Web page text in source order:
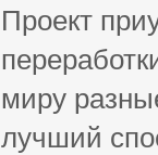
Проект
миру
лучший